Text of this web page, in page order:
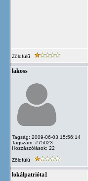
Zöldfülű
lakoss
Tagság: 2009-06-03 15:56:14
Tagszám: #75023
Hozzászólások: 22
Zöldfülű
lokálpatrióta1